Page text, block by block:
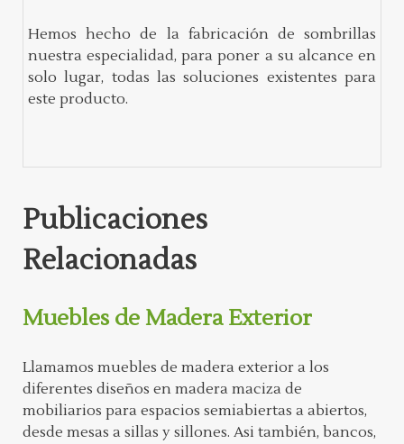
Hemos hecho de la fabricación de sombrillas
nuestra especialidad, para poner a su alcance en
solo lugar, todas las soluciones existentes para
este producto.
Publicaciones
Relacionadas
Muebles de Madera Exterior
Llamamos muebles de madera exterior a los
diferentes diseños en madera maciza de
mobiliarios para espacios semiabiertas a abiertos,
desde mesas a sillas y sillones. Asi también, bancos,